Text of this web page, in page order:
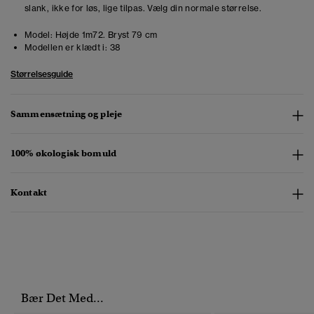
slank, ikke for løs, lige tilpas. Vælg din normale størrelse.
Model: Højde 1m72. Bryst 79 cm
Modellen er klædt i: 38
Størrelsesguide
Sammensætning og pleje
100% økologisk bomuld
Kontakt
Bær Det Med...